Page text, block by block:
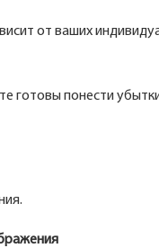
от ваших
готовы понести